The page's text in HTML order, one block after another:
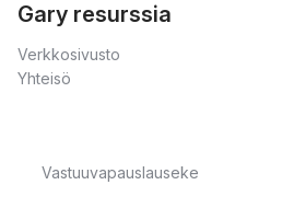
Gary resurssia
Verkkosivusto
Yhteisö
Vastuuvapauslauseke